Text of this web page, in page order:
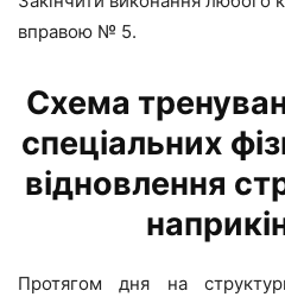
вправою № 5.
Схема
спеціальних
відновлення
Протягом дня на